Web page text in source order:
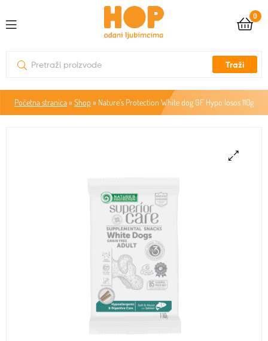
0
Traži
Početna stranica» Shop» Nature’s Protection White dog GF Hypo losos 110g